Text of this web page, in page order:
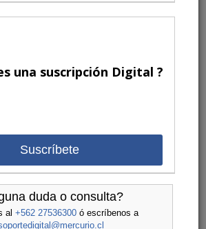
una suscripción Digital ?
Suscríbete
duda o consulta?
al +562 27536300ó escríbenos a